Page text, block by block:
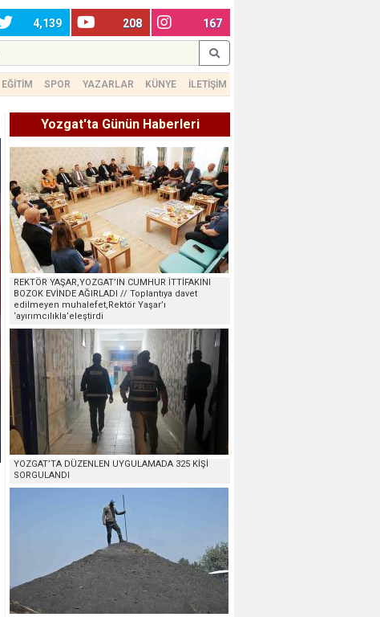
4,139 208 167
EĞİTİM SPOR YAZARLAR KÜNYE İLETİŞİM
Yozgat'ta Günün Haberleri
REKTÖR YAŞAR,YOZGAT’IN CUMHUR İTTİFAKINI
BOZOK EVİNDE AĞIRLADI // Toplantıya davet
edilmeyen muhalefet,Rektör Yaşar’ı
‘ayırımcılıkla’eleştirdi
YOZGAT’TA DÜZENLEN UYGULAMADA 325 KİŞİ
SORGULANDI